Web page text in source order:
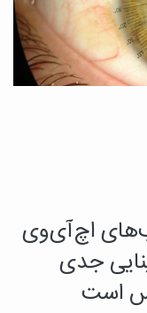
اچ‌آی‌وی
جدی
است